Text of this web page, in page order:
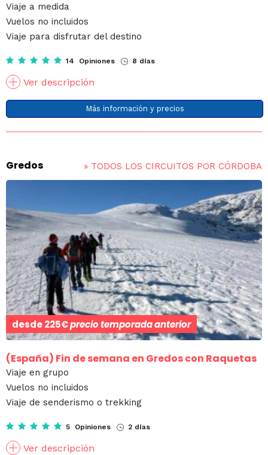
Viaje a medida
Vuelos no incluidos
Viaje para disfrutar del destino
14 Opiniones 8 días
Ver descripción
Más información y precios
» TODOS LOS CIRCUITOS POR CÓRDOBA
Gredos
desde225€precio temporada anterior
(España) Fin de semana en Gredos con Raquetas
Viaje en grupo
Vuelos no incluidos
Viaje de senderismo o trekking
5 Opiniones 2 días
Ver descripción